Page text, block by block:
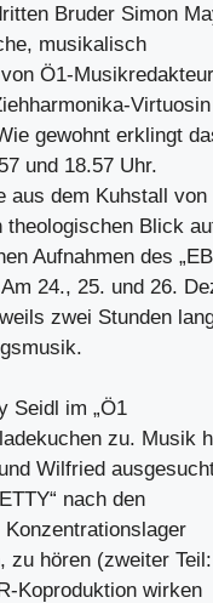
Bruder Simon
musikalisch
Ö1-Musikredakteur
Virtuosin
gewohnt erklingt
und 18.57 Uhr.
aus dem Kuhstall von
theologischen Blick
Aufnahmen des
24., 25. und 26.
zwei Stunden
Seidl im „Ö1
zu. Musik
Wilfried
nach den
zu hören (zweiter Teil:
Koproduktion wirken